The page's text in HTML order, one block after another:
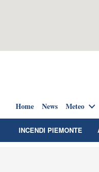
Home News Meteo
INCENDI PIEMONTE